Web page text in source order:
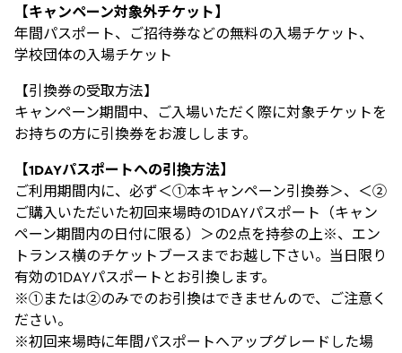
【キャンペーン対象外チケット】
年間パスポート、ご招待券などの無料の入場チケット、
学校団体の入場チケット
【引換券の受取方法】
キャンペーン期間中、ご入場いただく際に対象チケットを
お持ちの方に引換券をお渡しします。
【1DAYパスポートへの引換方法】
ご利用期間内に、必ず＜①本キャンペーン引換券＞、＜②
ご購入いただいた初回来場時の1DAYパスポート（キャン
ペーン期間内の日付に限る）＞の2点を持参の上※、エン
トランス横のチケットブースまでお越し下さい。当日限り
有効の1DAYパスポートとお引換します。
※①または②のみでのお引換はできませんので、ご注意く
ださい。
※初回来場時に年間パスポートへアップグレードした場